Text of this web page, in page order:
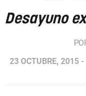
Desayuno
23 OCTUBRE, 2015